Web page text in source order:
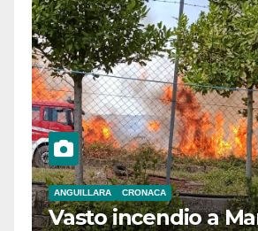
ANGUILLARA CRONACA
Vasto incendio a